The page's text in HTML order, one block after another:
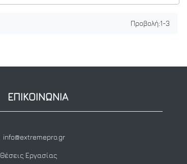
Προβολή:1-3
ΕΠΙΚΟΙΝΩΝΙΑ
info@extremepro.gr
Θέσεις Εργασίας